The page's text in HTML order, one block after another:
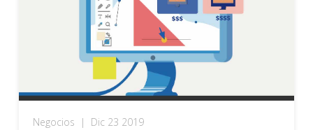
Negocios | Dic 23 2019